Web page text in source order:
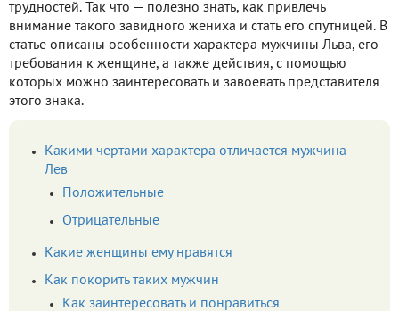
трудностей. Так что — полезно знать, как привлечь
внимание такого завидного жениха и стать его спутницей. В
статье описаны особенности характера мужчины Льва, его
требования к женщине, а также действия, с помощью
которых можно заинтересовать и завоевать представителя
этого знака.
Какими чертами характера отличается мужчина
Лев
Положительные
Отрицательные
Какие женщины ему нравятся
Как покорить таких мужчин
Как заинтересовать и понравиться